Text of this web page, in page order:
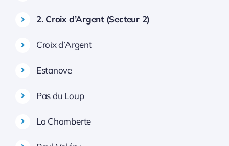
2. Croix d’Argent (Secteur 2)
Croix d’Argent
Estanove
Pas du Loup
La Chamberte